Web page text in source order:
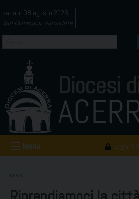
to
content
sabato 08 agosto 2026
San Domenico, sacerdote
AREA
Menu
NEWS